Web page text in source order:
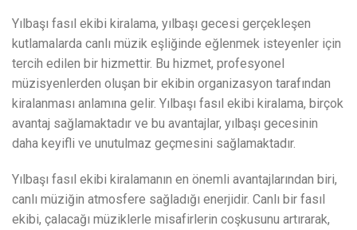
Yılbaşı fasıl ekibi kiralama, yılbaşı gecesi gerçekleşen
kutlamalarda canlı müzik eşliğinde eğlenmek isteyenler için
tercih edilen bir hizmettir. Bu hizmet, profesyonel
müzisyenlerden oluşan bir ekibin organizasyon tarafından
kiralanması anlamına gelir. Yılbaşı fasıl ekibi kiralama, birçok
avantaj sağlamaktadır ve bu avantajlar, yılbaşı gecesinin
daha keyifli ve unutulmaz geçmesini sağlamaktadır.
Yılbaşı fasıl ekibi kiralamanın en önemli avantajlarından biri,
canlı müziğin atmosfere sağladığı enerjidir. Canlı bir fasıl
ekibi, çalacağı müziklerle misafirlerin coşkusunu artırarak,